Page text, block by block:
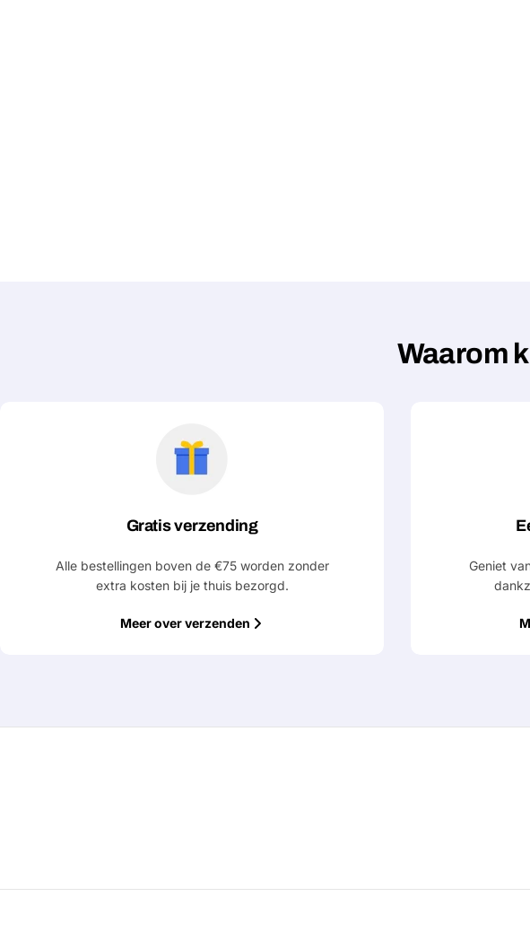
Waarom
Gratis verzending
Alle bestellingen boven de €75 worden zonder
extra kosten bij je thuis bezorgd.
Meer over verzenden
Geniet